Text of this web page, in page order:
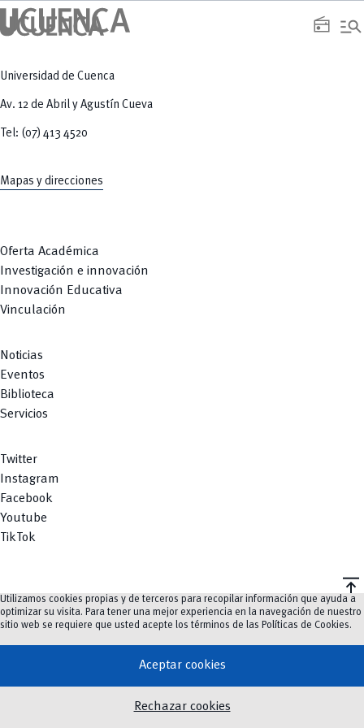
radio manage_search
Universidad de Cuenca
Av. 12 de Abril y Agustín Cueva
Tel: (07) 413 4520
Mapas y direcciones
Oferta Académica
Investigación e innovación
Innovación Educativa
Vinculación
Noticias
Eventos
Biblioteca
Servicios
Twitter
Instagram
Facebook
Youtube
TikTok
vertical_align_top
©2023-2026UCuenca.
Utilizamos cookies propias y de terceros para recopilar información que ayuda a
optimizar su visita. Para tener una mejor experiencia en la navegación de nuestro
sitio web se requiere que usted acepte los términos de las Políticas de Cookies.
Aceptar cookies
Rechazar cookies